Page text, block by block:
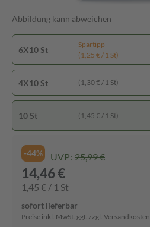
Abbildung kann abweichen
6X10 St
Spartipp
(1,25 € / 1 St)
4X10 St (1,30 € / 1 St)
10 St (1,45 € / 1 St)
-44% UVP: 25,99 €
14,46 €
1,45 € / 1 St
sofort lieferbar
Preise inkl. MwSt. ggf. zzgl. Versandkosten